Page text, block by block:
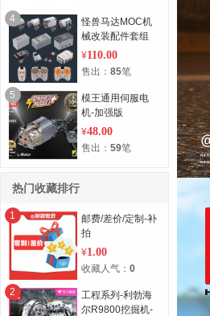
4
怪兽马达MOC机
械改装配件套组
¥110.00
售出： 85笔
5
模王通用伺服电
机-加强版
¥48.00
售出： 59笔
热门收藏排行
1
邮费/差价/定制-补
拍
¥1.00
收藏人气： 0
2
工程系列-利勃海
尔R9800挖掘机-